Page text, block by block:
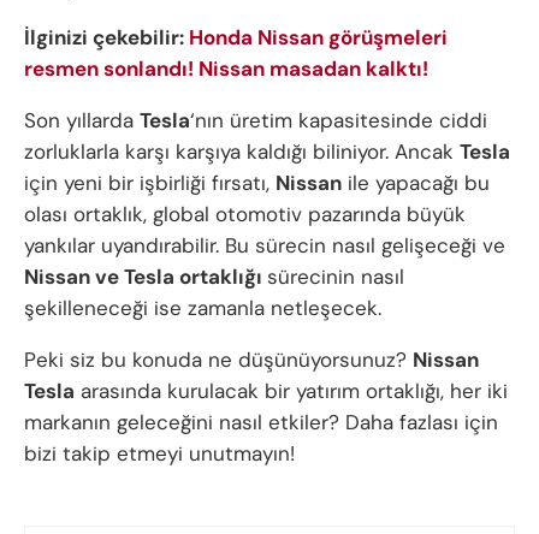
İlginizi çekebilir: Honda Nissan görüşmeleri
resmen sonlandı! Nissan masadan kalktı!
Son yıllarda Tesla‘nın üretim kapasitesinde ciddi
zorluklarla karşı karşıya kaldığı biliniyor. Ancak Tesla
için yeni bir işbirliği fırsatı, Nissan ile yapacağı bu
olası ortaklık, global otomotiv pazarında büyük
yankılar uyandırabilir. Bu sürecin nasıl gelişeceği ve
Nissan ve Tesla ortaklığı sürecinin nasıl
şekilleneceği ise zamanla netleşecek.
Peki siz bu konuda ne düşünüyorsunuz? Nissan
Tesla arasında kurulacak bir yatırım ortaklığı, her iki
markanın geleceğini nasıl etkiler? Daha fazlası için
bizi takip etmeyi unutmayın!